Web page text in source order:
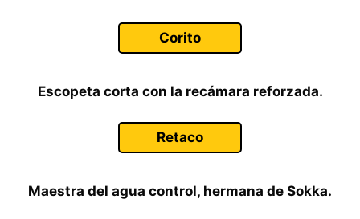
Corito
Escopeta corta con la recámara reforzada.
Retaco
Maestra del agua control, hermana de Sokka.